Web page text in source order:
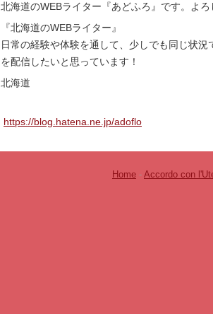
北海道のWEBライター『あどふろ』です。よ
『北海道のWEBライター』
日常の経験や体験を通して、少しでも同じ状
を配信したいと思っています！
北海道
https://blog.hatena.ne.jp/adoflo
Home - Accordo con